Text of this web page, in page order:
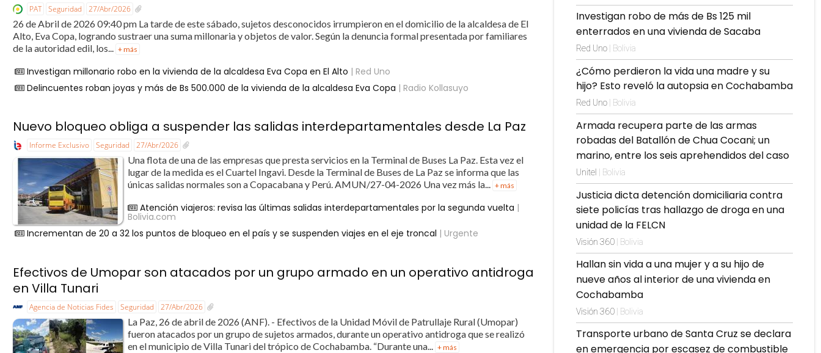
PAT Seguridad 27/Abr/2026
26 de Abril de 2026 09:40 pm La tarde de este sábado, sujetos desconocidos irrumpieron en el domicilio de la alcaldesa de El
Alto, Eva Copa, logrando sustraer una suma millonaria y objetos de valor. Según la denuncia formal presentada por familiares
de la autoridad edil, los... + más
Investigan millonario robo en la vivienda de la alcaldesa Eva Copa en El Alto | Red Uno
Delincuentes roban joyas y más de Bs 500.000 de la vivienda de la alcaldesa Eva Copa | Radio Kollasuyo
Nuevo bloqueo obliga a suspender las salidas interdepartamentales desde La Paz
Informe Exclusivo Seguridad 27/Abr/2026
Una flota de una de las empresas que presta servicios en la Terminal de Buses La Paz. Esta vez el
lugar de la medida es el Cuartel Ingavi. Desde la Terminal de Buses de La Paz se informa que las
únicas salidas normales son a Copacabana y Perú. AMUN/27-04-2026 Una vez más la... + más
Atención viajeros: revisa las últimas salidas interdepartamentales por la segunda vuelta |
Bolivia.com
Incrementan de 20 a 32 los puntos de bloqueo en el país y se suspenden viajes en el eje troncal | Urgente
Efectivos de Umopar son atacados por un grupo armado en un operativo antidroga
en Villa Tunari
Agencia de Noticias Fides Seguridad 27/Abr/2026
La Paz, 26 de abril de 2026 (ANF). - Efectivos de la Unidad Móvil de Patrullaje Rural (Umopar)
fueron atacados por un grupo de sujetos armados, durante un operativo antidroga que se realizó
en el municipio de Villa Tunari del trópico de Cochabamba. “Durante una...
+ más
Investigan robo de más de Bs 125 mil
enterrados en una vivienda de Sacaba
Red Uno | Bolivia
¿Cómo perdieron la vida una madre y su
hijo? Esto reveló la autopsia en Cochabamba
Red Uno | Bolivia
Armada recupera parte de las armas
robadas del Batallón de Chua Cocani; un
marino, entre los seis aprehendidos del caso
Unitel | Bolivia
Justicia dicta detención domiciliaria contra
siete policías tras hallazgo de droga en una
unidad de la FELCN
Visión 360 | Bolivia
Hallan sin vida a una mujer y a su hijo de
nueve años al interior de una vivienda en
Cochabamba
Visión 360 | Bolivia
Transporte urbano de Santa Cruz se declara
en emergencia por escasez de combustible